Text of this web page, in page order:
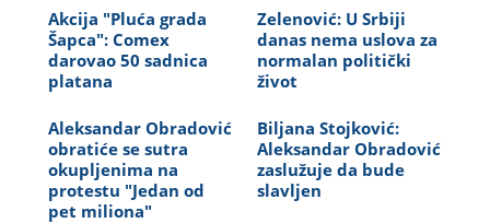
Akcija "Pluća grada
Šapca": Comex
darovao 50 sadnica
platana
Zelenović: U Srbiji
danas nema uslova za
normalan politički
život
Aleksandar Obradović
obratiće se sutra
okupljenima na
protestu "Jedan od
pet miliona"
Biljana Stojković:
Aleksandar Obradović
zaslužuje da bude
slavljen